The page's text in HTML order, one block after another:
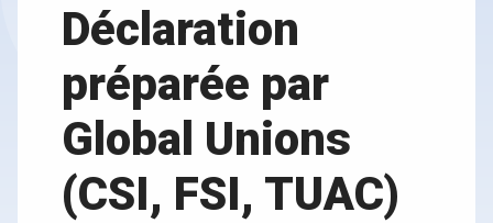
Déclaration
préparée par
Global Unions
(CSI, FSI, TUAC)